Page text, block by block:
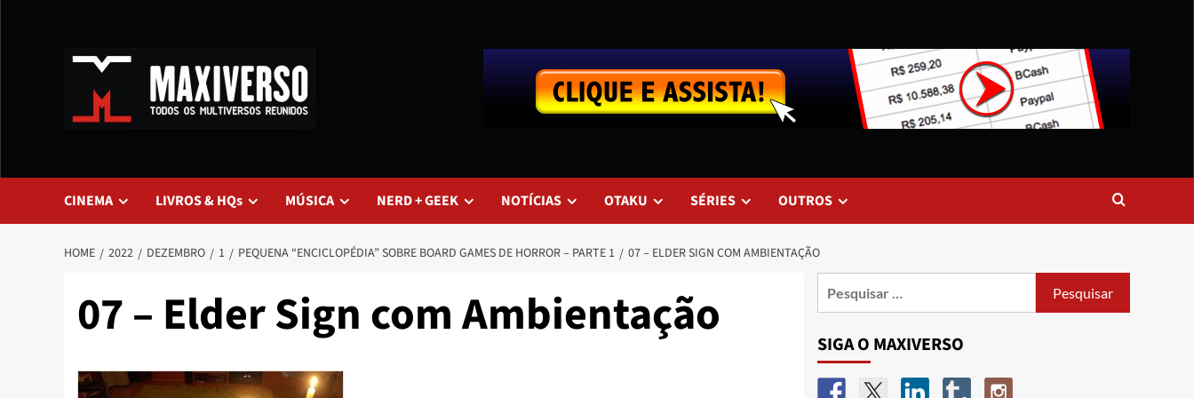
CINEMA LIVROS & HQs MÚSICA NERD + GEEK NOTÍCIAS OTAKU SÉRIES OUTROS
HOME 2022 DEZEMBRO 1 PEQUENA “ENCICLOPÉDIA” SOBRE BOARD GAMES DE HORROR – PARTE 1 07 – ELDER SIGN COM AMBIENTAÇÃO
07 – Elder Sign com Ambientação SIGA O MAXIVERSO